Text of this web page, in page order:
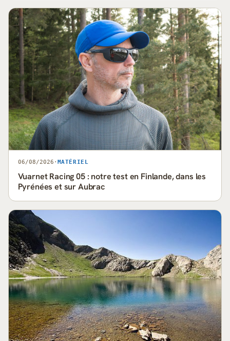
06/08/2026 · MATÉRIEL
Vuarnet Racing 05 : notre test en Finlande, dans les
Pyrénées et sur Aubrac